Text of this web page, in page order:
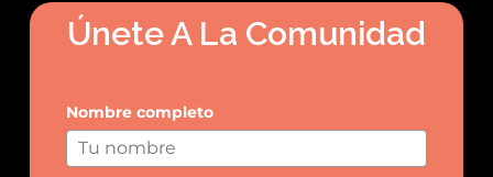
Únete A La Comunidad
Nombre completo